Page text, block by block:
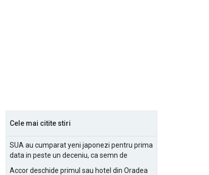
Cele mai citite stiri
SUA au cumparat yeni japonezi pentru prima
data in peste un deceniu, ca semn de
Accor deschide primul sau hotel din Oradea